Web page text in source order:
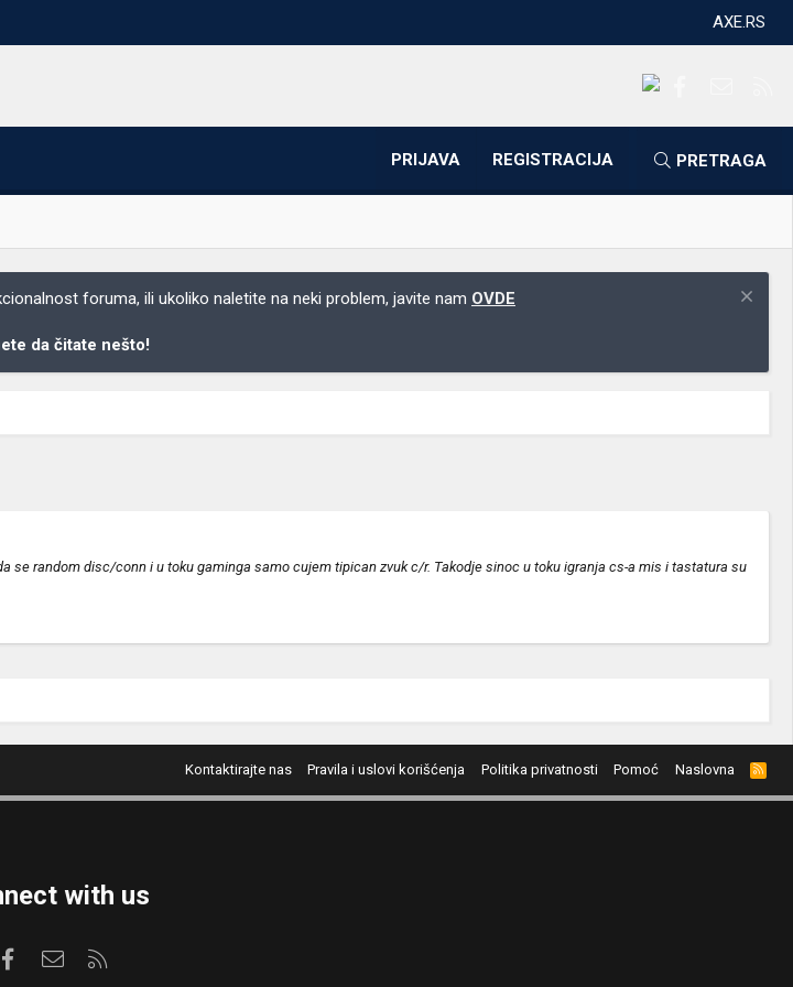
AXE.RS
PRIJAVA REGISTRACIJA PRETRAGA
foruma, ili ukoliko naletite na neki problem, javite nam OVDE
da čitate nešto!
se random disc/conn i u toku gaminga samo cujem tipican zvuk c/r. Takodje sinoc u toku igranja cs-a mis i tastatura su
Kontaktirajte nas Pravila i uslovi korišćenja Politika privatnosti Pomoć Naslovna
R
S
S
with us
FacebookKontaktirajte nas